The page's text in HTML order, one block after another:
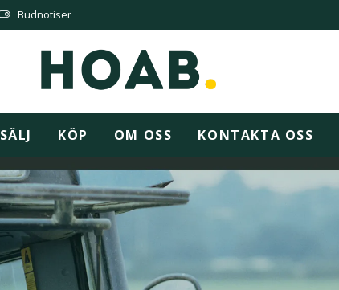
Budnotiser
SÄLJ KÖP OM OSS KONTAKTA OSS